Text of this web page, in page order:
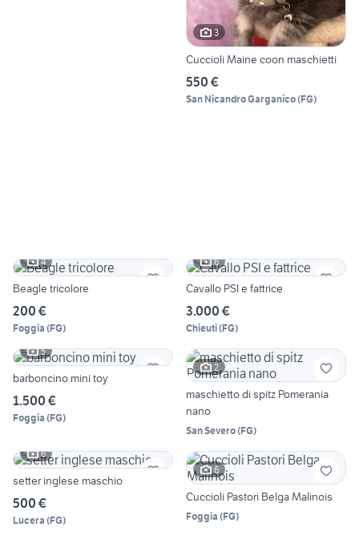
3
Cuccioli Maine coon maschietti
550 €
San Nicandro Garganico(FG)
4
Beagle tricolore
200 €
Foggia (FG)
6
Cavallo PSI e fattrice
3.000 €
Chieuti(FG)
5
barboncino mini toy
1.500 €
Foggia (FG)
2
maschietto di spitz Pomerania
nano
San Severo(FG)
6
setter inglese maschio
500 €
Lucera (FG)
6
Cuccioli Pastori Belga Malinois
Foggia (FG)